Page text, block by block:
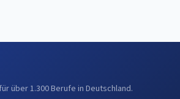
über 1.300 Berufe in Deutschland.